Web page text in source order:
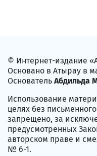
© Интернет-издание
Основано в Атырау в
Основатель Абдильда
Использование
целях без
запрещено, за
предусмотренных
авторском праве и
№ 6-1.